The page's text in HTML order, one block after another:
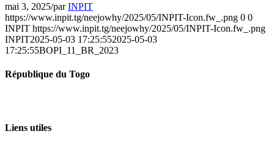
mai 3, 2025/parINPIT
https://www.inpit.tg/neejowhy/2025/05/INPIT-Icon.fw_.png 0 0
INPIT https://www.inpit.tg/neejowhy/2025/05/INPIT-Icon.fw_.png
INPIT2025-05-03 17:25:552025-05-03
17:25:55BOPI_11_BR_2023
République du Togo
Liens utiles